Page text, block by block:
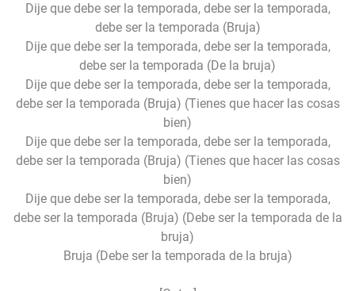
Dije que debe ser la temporada, debe ser la temporada,
debe ser la temporada (Bruja)
Dije que debe ser la temporada, debe ser la temporada,
debe ser la temporada (De la bruja)
Dije que debe ser la temporada, debe ser la temporada,
debe ser la temporada (Bruja) (Tienes que hacer las cosas
bien)
Dije que debe ser la temporada, debe ser la temporada,
debe ser la temporada (Bruja) (Tienes que hacer las cosas
bien)
Dije que debe ser la temporada, debe ser la temporada,
debe ser la temporada (Bruja) (Debe ser la temporada de la
bruja)
Bruja (Debe ser la temporada de la bruja)